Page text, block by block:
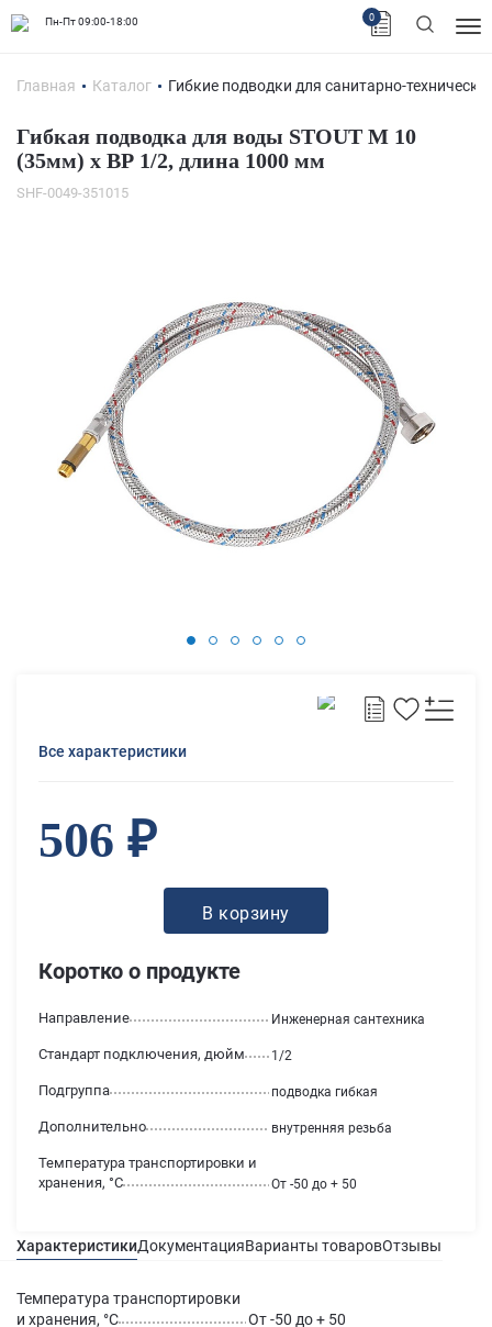
Пн-Пт 09:00-18:00 0
Главная Каталог Гибкие подводки для санитарно-
Гибкая подводка для воды STOUT M 10
(35мм) х ВР 1/2, длина 1000 мм
SHF-0049-351015
Коротко о продукте
Температура транспортировки и
хранения, °С
От -50 до + 50
Направление Инженерная сантехника
Стандарт подключения, дюйм 1/2
Подгруппа подводка гибкая
Дополнительно внутренняя резьба
Все характеристики
506 ₽
В корзину
ХарактеристикиДокументацияВарианты товаровОтзывы
Температура транспортировки
и хранения, °С
От -50 до + 50